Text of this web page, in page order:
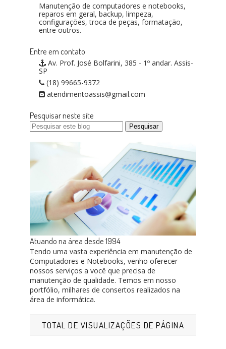
Manutenção de computadores e notebooks,
reparos em geral, backup, limpeza,
configurações, troca de peças, formatação,
entre outros.
Entre em contato
Av. Prof. José Bolfarini, 385 - 1º andar. Assis-
SP
(18) 99665-9372
atendimentoassis@gmail.com
Pesquisar neste site
Atuando na área desde 1994
Tendo uma vasta experiência em manutenção de
Computadores e Notebooks, venho oferecer
nossos serviços a você que precisa de
manutenção de qualidade. Temos em nosso
portfólio, milhares de consertos realizados na
área de informática.
TOTAL DE VISUALIZAÇÕES DE PÁGINA